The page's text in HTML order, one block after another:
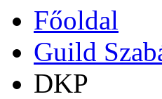
Főoldal
Guild
DKP